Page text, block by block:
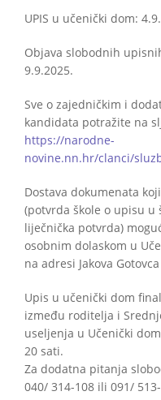
UPIS u učenički dom:
Objava slobodnih
9.9.2025.
Sve o zajedničkim i
kandidata potražite na
https://narodne-
novine.nn.hr/clanci/
Dostava dokumenata
(potvrda škole o upisu u
liječnička potvrda)
osobnim dolaskom u
na adresi Jakova
Upis u učenički dom
između roditelja i
useljenja u Učenički
20 sati.
Za dodatna pitanja
040/ 314-108 ili 091/